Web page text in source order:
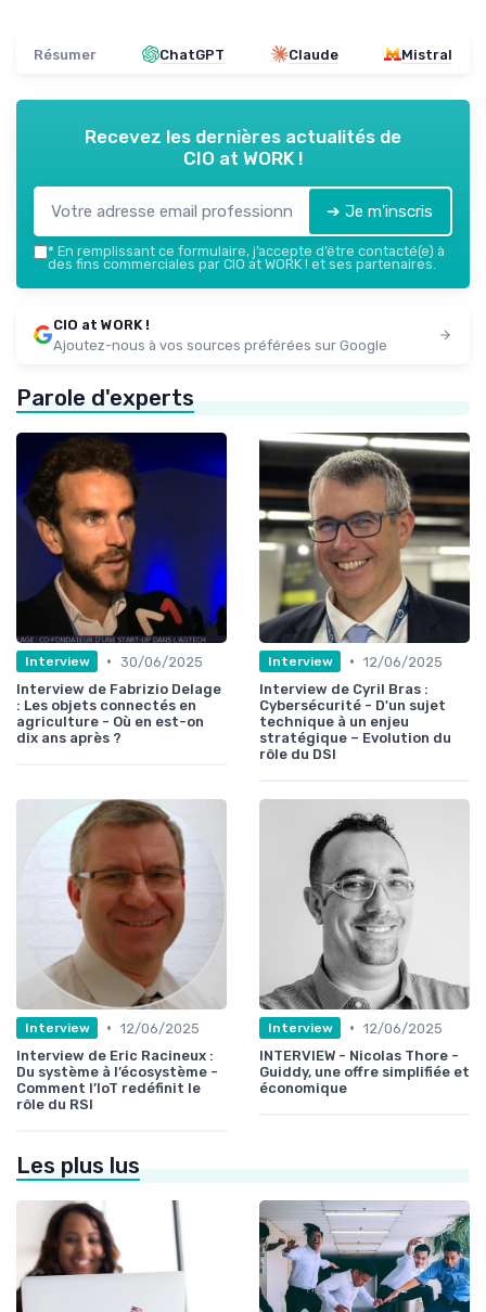
Résumer ChatGPT Claude Mistral
Recevez les dernières actualités de
CIO at WORK !
➔ Je m'inscris
* En remplissant ce formulaire, j’accepte d’être contacté(e) à
des fins commerciales par CIO at WORK ! et ses partenaires.
CIO at WORK !
Ajoutez-nous à vos sources préférées sur Google
Parole d'experts
Interview • 30/06/2025
Interview de Fabrizio Delage
: Les objets connectés en
agriculture - Où en est-on
dix ans après ?
Interview • 12/06/2025
Interview de Cyril Bras :
Cybersécurité - D'un sujet
technique à un enjeu
stratégique – Evolution du
rôle du DSI
Interview • 12/06/2025
Interview de Eric Racineux :
Du système à l’écosystème -
Comment l’IoT redéfinit le
rôle du RSI
Interview • 12/06/2025
INTERVIEW - Nicolas Thore -
Guiddy, une offre simplifiée et
économique
Les plus lus